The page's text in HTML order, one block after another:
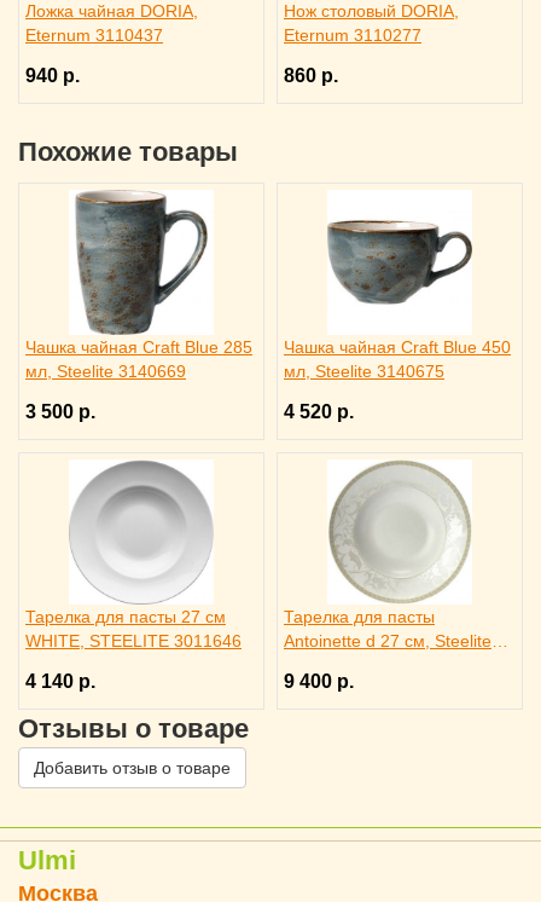
Ложка чайная DORIA,
Eternum 3110437
940 р.
Нож столовый DORIA,
Eternum 3110277
860 р.
Похожие товары
Чашка чайная Craft Blue 285
мл, Steelite 3140669
3 500 р.
Чашка чайная Craft Blue 450
мл, Steelite 3140675
4 520 р.
Тарелка для пасты 27 см
WHITE, STEELITE 3011646
4 140 р.
Тарелка для пасты
Antoinette d 27 см, Steelite
9 400 р.
Отзывы о товаре
Добавить отзыв о товаре
Ulmi
Москва